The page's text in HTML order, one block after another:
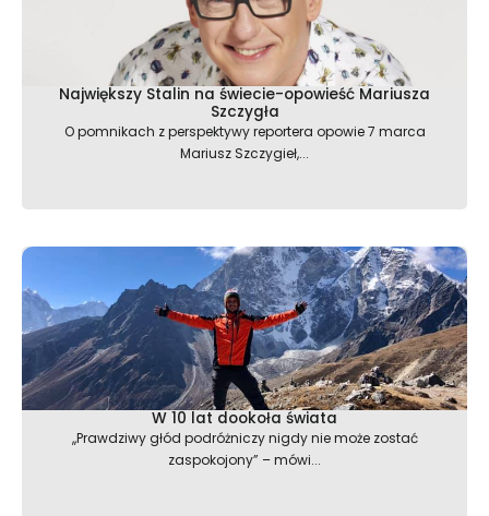
Największy Stalin na świecie-opowieść Mariusza
Szczygła
O pomnikach z perspektywy reportera opowie 7 marca
Mariusz Szczygieł,...
W 10 lat dookoła świata
,,Prawdziwy głód podróżniczy nigdy nie może zostać
zaspokojony” – mówi...